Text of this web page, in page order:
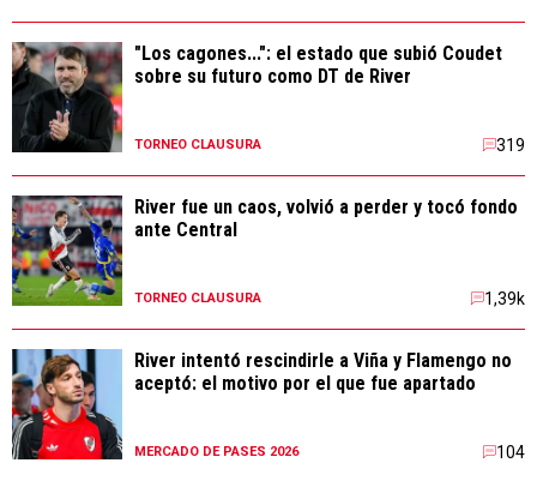
"Los cagones...": el estado que subió Coudet
sobre su futuro como DT de River
TORNEO CLAUSURA 319
River fue un caos, volvió a perder y tocó fondo
ante Central
TORNEO CLAUSURA 1,39k
River intentó rescindirle a Viña y Flamengo no
aceptó: el motivo por el que fue apartado
MERCADO DE PASES 2026 104